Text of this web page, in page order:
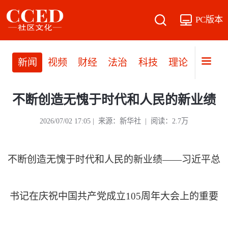
PC版本
新闻 视频 财经 法治 科技 理论 党建
不断创造无愧于时代和人民的新业绩
2026/07/02 17:05 | 来源：新华社 | 阅读：2.7万
不断创造无愧于时代和人民的新业绩——习近平总
书记在庆祝中国共产党成立105周年大会上的重要